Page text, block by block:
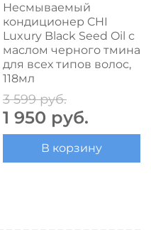
Несмываемый
кондиционер CHI
Luxury Black Seed Oil с
маслом черного тмина
для всех типов волос,
118мл
3 599 руб.
1 950 руб.
В корзину